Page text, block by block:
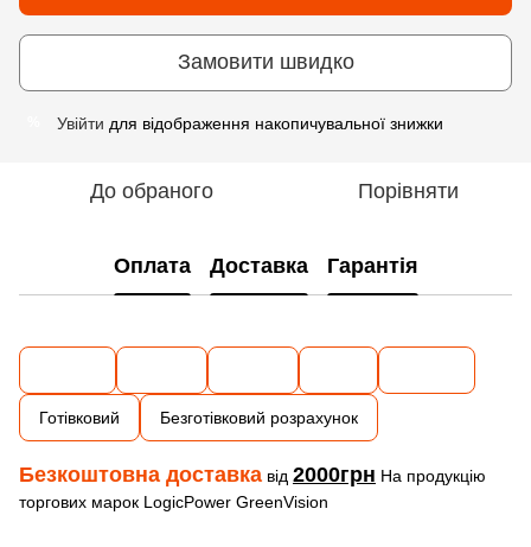
Замовити швидко
Увійти для відображення накопичувальної знижки
До обраного Порівняти
Оплата Доставка Гарантія
Готівковий Безготівковий розрахунок
Безкоштовна доставка від 2000грн На продукцію
торгових марок LogicPower GreenVision